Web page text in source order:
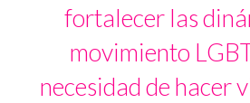
fortalecer las
movimiento
necesidad de hacer